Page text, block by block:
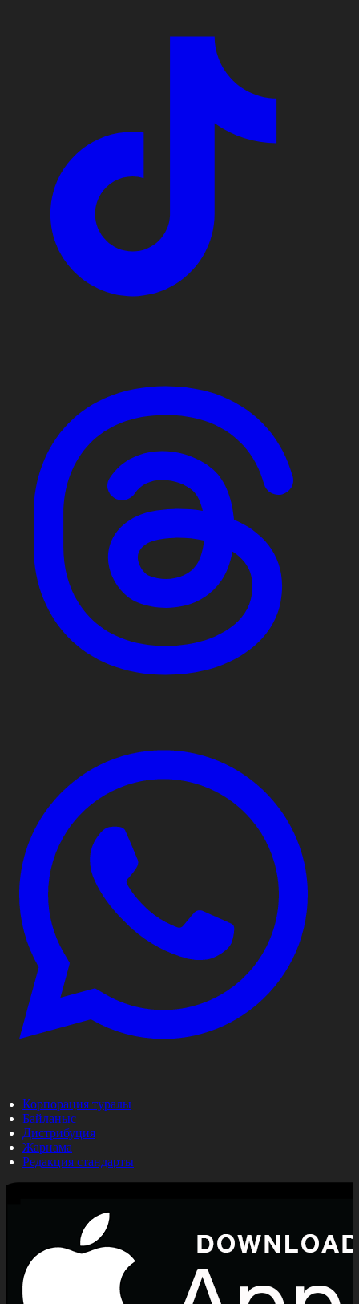
Корпорация туралы
Байланыс
Дистрибуция
Жарнама
Редакция стандарты